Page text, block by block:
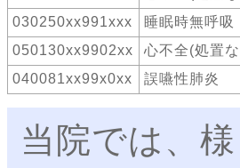
030250xx991xxx
睡眠時無呼吸
050130xx9902xx
心不全(処置
040081xx99x0xx
誤嚥性肺炎
当院では、